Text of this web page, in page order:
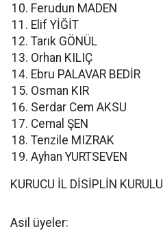
Ferudun MADEN
Elif YİĞİT
Tarık GÖNÜL
Orhan KILIÇ
Ebru PALAVAR BEDİR
Osman KIR
Serdar Cem AKSU
Cemal ŞEN
Tenzile MIZRAK
Ayhan YURTSEVEN
KURUCU İL DİSİPLİN KURULU
Asil üyeler: